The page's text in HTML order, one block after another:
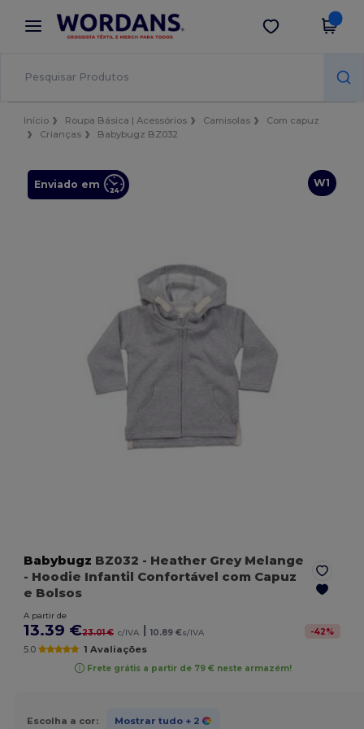
× App Wordans
Melhores preços na app!
Obter app
Início Roupa Básica | Acessórios Camisolas
Com capuz
Crianças
Babybugz BZ032
W1
Enviado em
Babybugz BZ032 - Heather Grey Melange
- Hoodie Infantil Confortável com Capuz
e Bolsos
A partir de
13.39 €23.01 € c/IVA | 10.89 €s/IVA -42%
5.0 1 Avaliações
Frete grátis a partir de 79 € neste armazém!
Escolha a cor: Mostrar tudo + 2